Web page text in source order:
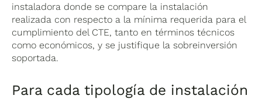
instaladora donde se compare la instalación
realizada con respecto a la mínima requerida para el
cumplimiento del CTE, tanto en términos técnicos
como económicos, y se justifique la sobreinversión
soportada.
Para cada tipología de instalación